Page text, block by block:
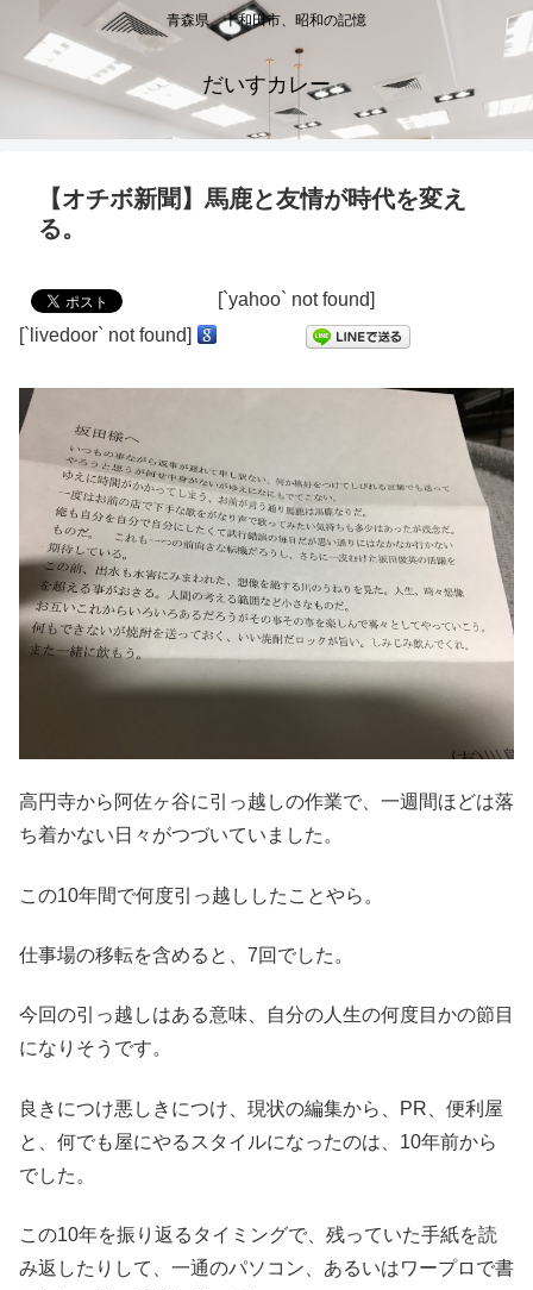
青森県、十和田市、昭和の記憶
だいすカレー
【オチボ新聞】馬鹿と友情が時代を変え
る。
[`yahoo` not found]
[`livedoor` not found]
高円寺から阿佐ヶ谷に引っ越しの作業で、一週間ほどは落
ち着かない日々がつづいていました。
この10年間で何度引っ越ししたことやら。
仕事場の移転を含めると、7回でした。
今回の引っ越しはある意味、自分の人生の何度目かの節目
になりそうです。
良きにつけ悪しきにつけ、現状の編集から、PR、便利屋
と、何でも屋にやるスタイルになったのは、10年前から
でした。
この10年を振り返るタイミングで、残っていた手紙を読
み返したりして、一通のパソコン、あるいはワープロで書